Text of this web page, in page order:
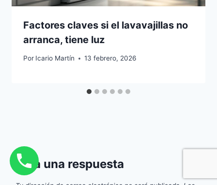
Factores claves si el lavavajillas no
arranca, tiene luz
Por Icario Martín 13 febrero, 2026
Deja una respuesta